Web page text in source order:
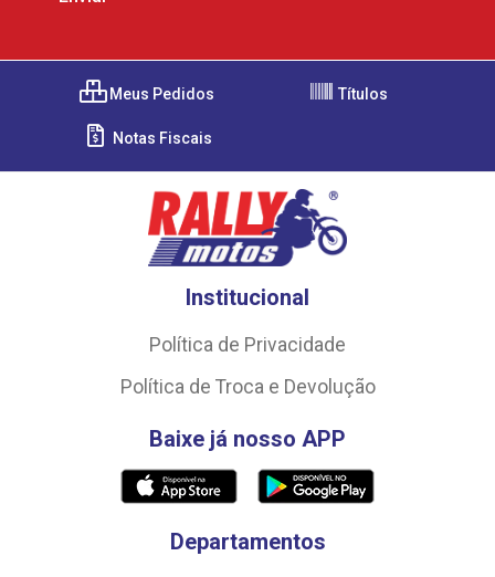
Meus Pedidos Títulos
Notas Fiscais
Institucional
Política de Privacidade
Política de Troca e Devolução
Baixe já nosso APP
Departamentos